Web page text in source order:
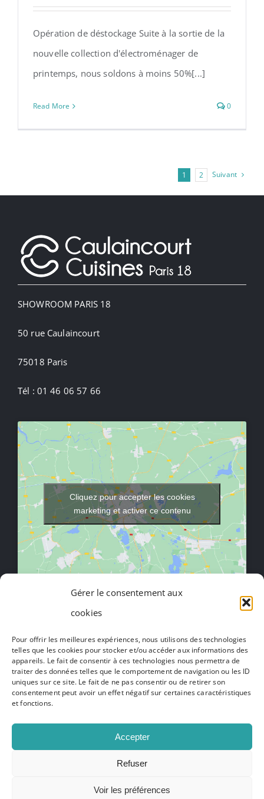
Gérer le consentement aux
cookies
Pour offrir les meilleures expériences, nous utilisons des technologies
telles que les cookies pour stocker et/ou accéder aux informations des
appareils. Le fait de consentir à ces technologies nous permettra de
traiter des données telles que le comportement de navigation ou les ID
uniques sur ce site. Le fait de ne pas consentir ou de retirer son
consentement peut avoir un effet négatif sur certaines caractéristiques
et fonctions.
Accepter
Refuser
Voir les préférences
Opération de déstockage
électroménager de cuisine
Opération de déstockage Suite à la sortie de la
nouvelle collection d'électroménager de
printemps, nous soldons à moins 50%[...]
Read More 0
1 2 Suivant
SHOWROOM PARIS 18
50 rue Caulaincourt
75018 Paris
Tél : 01 46 06 57 66
Cliquez pour accepter les cookies
marketing et activer ce contenu
Mentions légales
Politique de confidentialité
© Copyright 2012 - 2026 | Caulaincourt Cuisines | Tous droits